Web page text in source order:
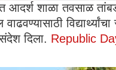
शाळा तवसाळ
दिला. Republic